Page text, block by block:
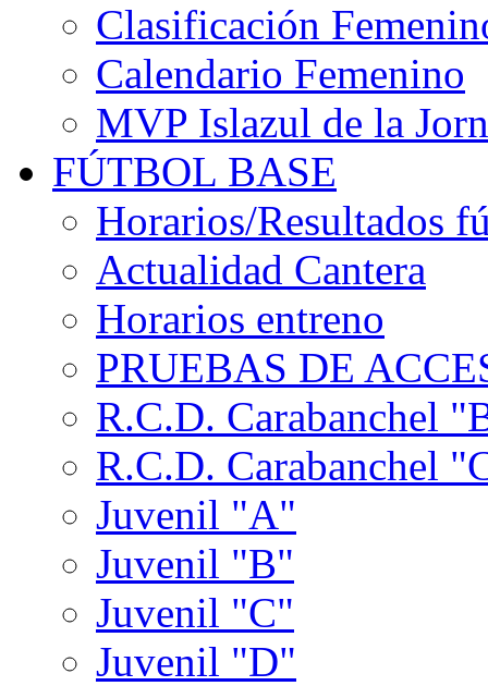
Clasificación
Calendario Femenino
MVP Islazul de la
FÚTBOL BASE
Horarios/Resultados
Actualidad Cantera
Horarios entreno
PRUEBAS DE
R.C.D. Carabanchel
R.C.D. Carabanchel
Juvenil "A"
Juvenil "B"
Juvenil "C"
Juvenil "D"